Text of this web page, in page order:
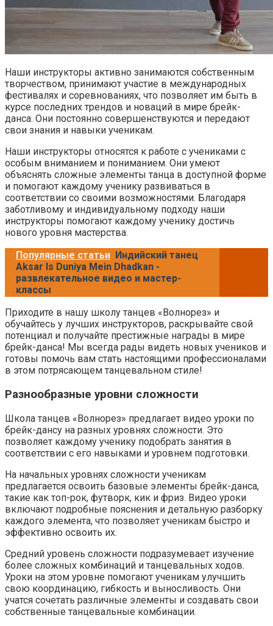
Наши инструкторы активно занимаются собственным
творчеством, принимают участие в международных
фестивалях и соревнованиях, что позволяет им быть в
курсе последних трендов и новаций в мире брейк-
данса. Они постоянно совершенствуются и передают
свои знания и навыки ученикам.
Наши инструкторы относятся к работе с учениками с
особым вниманием и пониманием. Они умеют
объяснять сложные элементы танца в доступной форме
и помогают каждому ученику развиваться в
соответствии со своими возможностями. Благодаря
заботливому и индивидуальному подходу наши
инструкторы помогают каждому ученику достичь
нового уровня мастерства.
Популярные статьи Индийский танец
Aksar Is Duniya Mein Dhadkan -
развлекательное видео и мастер-
классы
Приходите в нашу школу танцев «Волнорез» и
обучайтесь у лучших инструкторов, раскрывайте свой
потенциал и получайте престижные награды в мире
брейк-данса! Мы всегда рады видеть новых учеников и
готовы помочь вам стать настоящими профессионалами
в этом потрясающем танцевальном стиле!
Разнообразные уровни сложности
Школа танцев «Волнорез» предлагает видео уроки по
брейк-дансу на разных уровнях сложности. Это
позволяет каждому ученику подобрать занятия в
соответствии с его навыками и уровнем подготовки.
На начальных уровнях сложности ученикам
предлагается освоить базовые элементы брейк-данса,
такие как топ-рок, футворк, кик и фриз. Видео уроки
включают подробные пояснения и детальную разборку
каждого элемента, что позволяет ученикам быстро и
эффективно освоить их.
Средний уровень сложности подразумевает изучение
более сложных комбинаций и танцевальных ходов.
Уроки на этом уровне помогают ученикам улучшить
свою координацию, гибкость и выносливость. Они
учатся сочетать различные элементы и создавать свои
собственные танцевальные комбинации.